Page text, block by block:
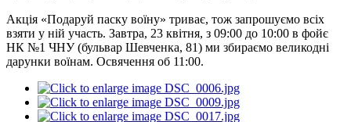
Акція «Подаруй паску воїну» триває, тож запрошуємо всіх
взяти у ній участь. Завтра, 23 квітня, з 09:00 до 10:00 в фойє
НК №1 ЧНУ (бульвар Шевченка, 81) ми збираємо великодні
дарунки воїнам. Освячення об 11:00.